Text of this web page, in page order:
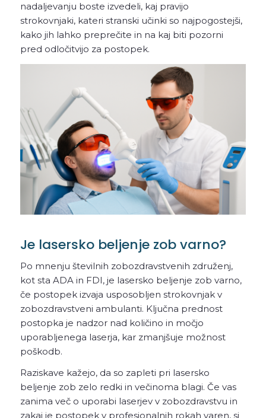
nadaljevanju boste izvedeli, kaj pravijo
strokovnjaki, kateri stranski učinki so najpogostejši,
kako jih lahko preprečite in na kaj biti pozorni
pred odločitvijo za postopek.
Je lasersko beljenje zob varno?
Po mnenju številnih zobozdravstvenih združenj,
kot sta ADA in FDI, je lasersko beljenje zob varno,
če postopek izvaja usposobljen strokovnjak v
zobozdravstveni ambulanti. Ključna prednost
postopka je nadzor nad količino in močjo
uporabljenega laserja, kar zmanjšuje možnost
poškodb.
Raziskave kažejo, da so zapleti pri lasersko
beljenje zob zelo redki in večinoma blagi. Če vas
zanima več o uporabi laserjev v zobozdravstvu in
zakaj je postopek v profesionalnih rokah varen, si